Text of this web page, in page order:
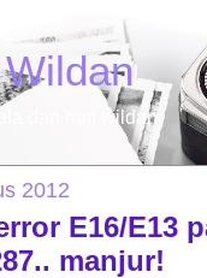
dan hati wildan.
2012
E16/E13
manjur!